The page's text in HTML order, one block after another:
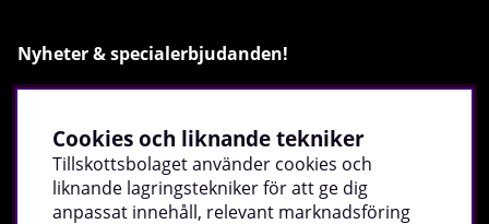
Nyheter & specialerbjudanden!
del av exklusiva erbjudanden, inspiration och mycket
mer!
Cookies och liknande tekniker
Tillskottsbolaget använder cookies och
liknande lagringstekniker för att ge dig
anpassat innehåll, relevant marknadsföring